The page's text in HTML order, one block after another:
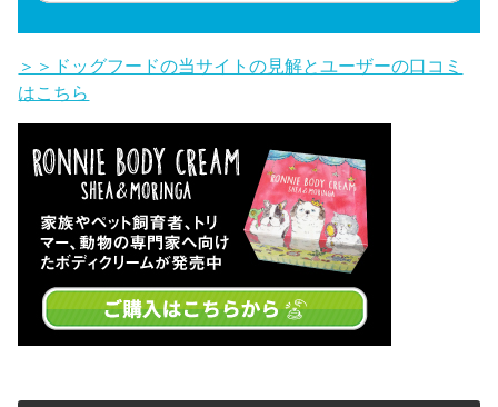
＞＞ドッグフードの当サイトの見解とユーザーの口コミ
はこちら